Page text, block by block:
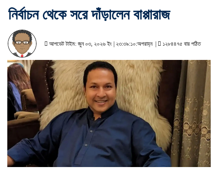
নির্বাচন থেকে সরে দাঁড়ালেন বাপ্পারাজ
আপডেট টাইম: জুন ০৩, ২০২৬ ইং | ২৩:৩৯:১০:অপরাহ্ন | ১২৮৪৪৭৫ বার পঠিত